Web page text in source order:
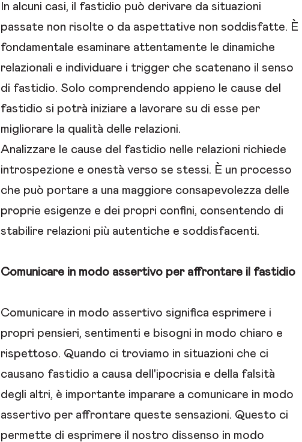
In alcuni casi, il fastidio può derivare da situazioni
passate non risolte o da aspettative non soddisfatte. È
fondamentale esaminare attentamente le dinamiche
relazionali e individuare i trigger che scatenano il senso
di fastidio. Solo comprendendo appieno le cause del
fastidio si potrà iniziare a lavorare su di esse per
migliorare la qualità delle relazioni.
Analizzare le cause del fastidio nelle relazioni richiede
introspezione e onestà verso se stessi. È un processo
che può portare a una maggiore consapevolezza delle
proprie esigenze e dei propri confini, consentendo di
stabilire relazioni più autentiche e soddisfacenti.
Comunicare in modo assertivo per affrontare il fastidio
Comunicare in modo assertivo significa esprimere i
propri pensieri, sentimenti e bisogni in modo chiaro e
rispettoso. Quando ci troviamo in situazioni che ci
causano fastidio a causa dell'ipocrisia e della falsità
degli altri, è importante imparare a comunicare in modo
assertivo per affrontare queste sensazioni. Questo ci
permette di esprimere il nostro dissenso in modo